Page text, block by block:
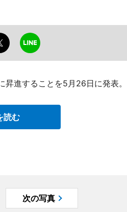
進することを5月26日に発表。
読む
次の写真